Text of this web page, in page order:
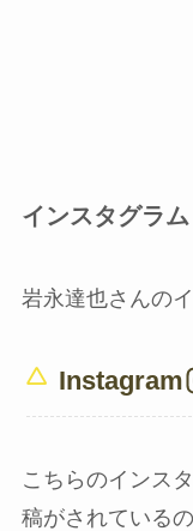
インスタグラム
岩永達也さんの
Instagram
こちらのインス
稿がされている